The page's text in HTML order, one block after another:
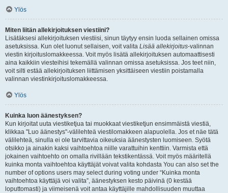
Ylös
Miten liitän allekirjoituksen viestiini?
Lisätäksesi allekirjoituksen viestiisi, sinun täytyy ensin luoda sellainen omissa
asetuksissa. Kun olet luonut sellaisen, voit valita Lisää allekirjoitus-valinnan
viestin kirjoituslomakkeessa. Voit myös lisätä allekirjoituksen automaattisesti
aina kaikkiin viesteihisi tekemällä valinnan omissa asetuksissa. Jos teet niin,
voit silti estää allekirjoituksen liittämisen yksittäiseen viestiin poistamalla
valinnan viestinkirjoituslomakkeessa.
Ylös
Kuinka luon äänestyksen?
Kun kirjoitat uuta viestiketjua tai muokkaat viestiketjun ensimmäistä viestiä,
klikkaa "Luo äänestys"-välilehteä viestilomakkeen alapuolella. Jos et näe tätä
välilehteä, sinulla ei ole tarvittavia oikeuksia äänestysten luomiseen. Syötä
otsikko ja ainakin kaksi vaihtoehtoa niille varattuihin kenttiin. Varmista että
jokainen vaihtoehto on omalla rivillään tekstikentässä. Voit myös määritellä
kuinka monta vaihtoehtoa käyttäjät voivat valita kohdasta You can also set the
number of options users may select during voting under “Kuinka monta
vaihtoehtoa käyttäjä voi valita”, äänestyksen kesto päivinä (0 kestää
loputtomasti) ja viimeisenä voit antaa käyttäjille mahdollisuuden muuttaa